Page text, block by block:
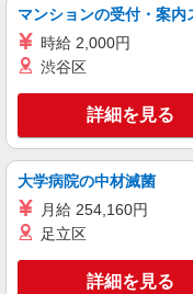
アルバイト
JIMMY CHOO
ア
フル
土日祝
能な方
わせく
三
トパー
マンションの受付・案内
時給 2,000円
渋谷区
詳細を見る
大学病院の中材滅菌
月給 254,160円
足立区
詳細を見る